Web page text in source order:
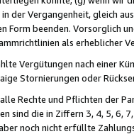
der Vergangenheit, gleich
beenden. Vorsorglich
als erheblicher
Vergütungen nach einer
Stornierungen oder
Rechte und Pflichten der
sind die in Ziffern 3, 4, 5, 6,
noch nicht erfüllte